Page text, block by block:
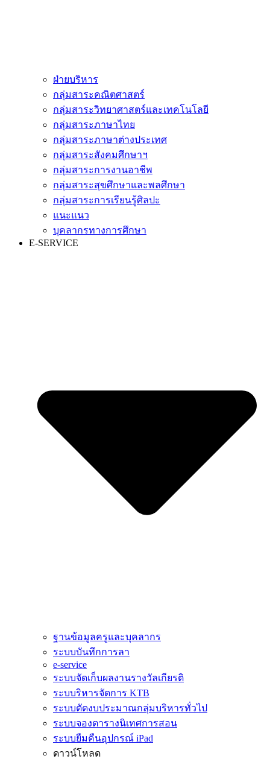
ฝ่ายบริหาร
กลุ่มสาระคณิตศาสตร์
กลุ่มสาระวิทยาศาสตร์และเทคโนโลยี
กลุ่มสาระภาษาไทย
กลุ่มสาระภาษาต่างประเทศ
กลุ่มสาระสังคมศึกษาฯ
กลุ่มสาระการงานอาชีพ
กลุ่มสาระสุขศึกษาและพลศึกษา
กลุ่มสาระการเรียนรู้ศิลปะ
แนะแนว
บุคลากรทางการศึกษา
E-SERVICE
ฐานข้อมูลครูและบุคลากร
ระบบบันทึกการลา
e-service
ระบบจัดเก็บผลงานรางวัลเกียรติ
ระบบริหารจัดการ KTB
ระบบตัดงบประมาณกลุ่มบริหารทั่วไป
ระบบจองตารางนิเทศการสอน
ระบบยืมคืนอุปกรณ์ iPad
ดาวน์โหลด